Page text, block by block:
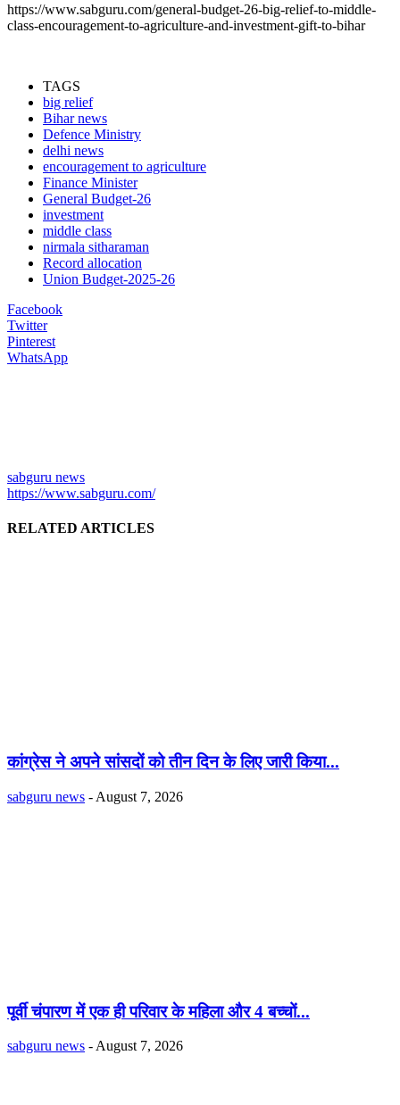
https://www.sabguru.com/general-budget-26-big-relief-to-middle-
class-encouragement-to-agriculture-and-investment-gift-to-bihar
TAGS
big relief
Bihar news
Defence Ministry
delhi news
encouragement to agriculture
Finance Minister
General Budget-26
investment
middle class
nirmala sitharaman
Record allocation
Union Budget-2025-26
Facebook
Twitter
Pinterest
WhatsApp
sabguru news
https://www.sabguru.com/
RELATED ARTICLES
कांग्रेस ने अपने सांसदों को तीन दिन के लिए जारी किया...
sabguru news - August 7, 2026
पूर्वी चंपारण में एक ही परिवार के महिला और 4 बच्चों...
sabguru news - August 7, 2026